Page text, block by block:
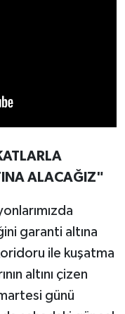
ALACAĞIZ"
garanti altına
ile kuşatma
altını çizen
günü